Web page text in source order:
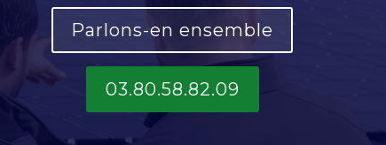
Parlons-en ensemble
03.80.58.82.09